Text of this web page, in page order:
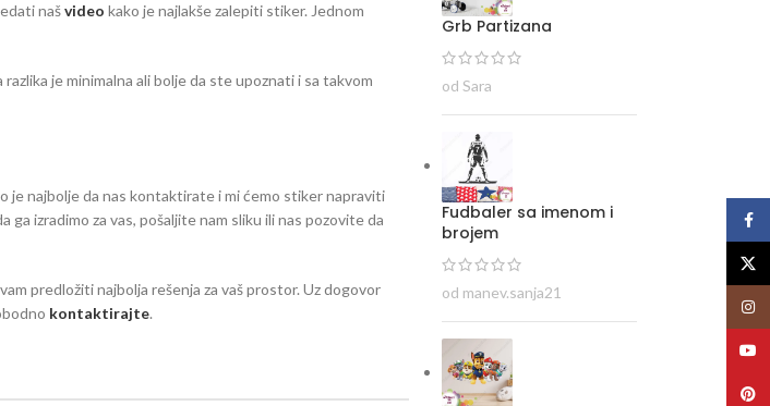
našvideo kako je najlakše zalepiti stiker. Jednom
je minimalna ali bolje da ste upoznati i sa takvom
je najbolje da nas kontaktirate i mi ćemo stiker napraviti
izradimo za vas, pošaljite nam sliku ili nas pozovite da
predložiti najbolja rešenja za vaš prostor. Uz dogovor
kontaktirajte.
Grb Partizana
od Sara
Fudbaler sa imenom i
brojem
od manev.sanja21